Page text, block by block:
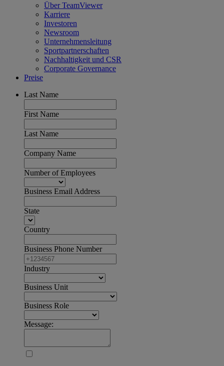
Über TeamViewer
Karriere
Investoren
Newsroom
Unternehmensleitung
Sportpartnerschaften
Nachhaltigkeit und CSR
Corporate Governance
Preise
Last Name
First Name
Last Name
Company Name
Number of Employees
Business Email Address
State
Country
Business Phone Number
Industry
Business Unit
Business Role
Message: